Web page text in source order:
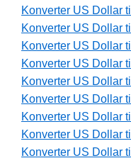
Konverter US Dollar
Konverter US Dollar
Konverter US Dollar
Konverter US Dollar
Konverter US Dollar
Konverter US Dollar
Konverter US Dollar
Konverter US Dollar
Konverter US Dollar